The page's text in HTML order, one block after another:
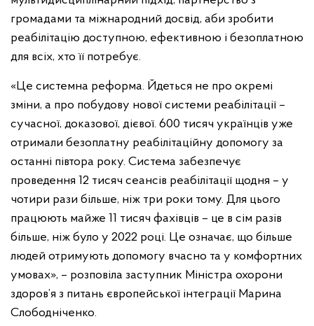
громадами та міжнародний досвід, аби зробити
реабілітацію доступною, ефективною і безоплатною
для всіх, хто її потребує.
«Це системна реформа. Йдеться не про окремі
зміни, а про побудову нової системи реабілітації –
сучасної, доказової, дієвої. 600 тисяч українців уже
отримали безоплатну реабілітаційну допомогу за
останні півтора року. Система забезпечує
проведення 12 тисяч сеансів реабілітації щодня – у
чотири рази більше, ніж три роки тому. Для цього
працюють майже 11 тисяч фахівців – це в сім разів
більше, ніж було у 2022 році. Це означає, що більше
людей отримують допомогу вчасно та у комфортних
умовах», – розповіла заступник Міністра охорони
здоров’я з питань європейської інтеграції Марина
Слободніченко.